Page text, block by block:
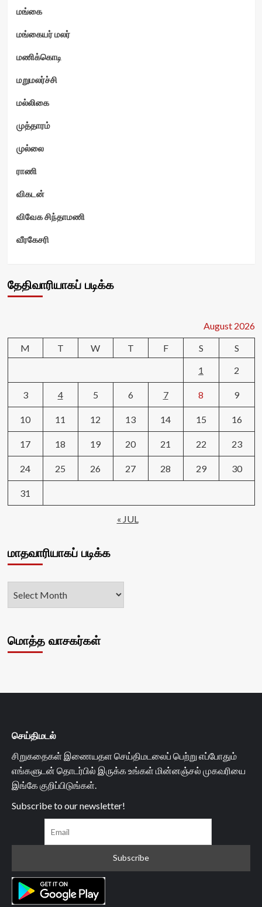
மங்கை
மங்கையர் மலர்
மணிக்கொடி
மறுமலர்ச்சி
மல்லிகை
முத்தாரம்
முல்லை
ராணி
விகடன்
விவேக சிந்தாமணி
வீரகேசரி
தேதிவாரியாகப் படிக்க
August 2026
M
T W T F S
S
1
2
3 4 5 6 7 8 9
10 11 12 13 14 15 16
17 18 19 20 21 22 23
24 25 26 27 28 29 30
31
« JUL
மாதவாரியாகப் படிக்க
மொத்த வாசகர்கள்
செய்திமடல்
சிறுகதைகள் இணையதள செய்திமடலைப் பெற்று எப்போதும்
எங்களுடன் தொடர்பில் இருக்க உங்கள் மின்னஞ்சல் முகவரியை
இங்கே குறிப்பிடுங்கள்.
Subscribe to our newsletter!